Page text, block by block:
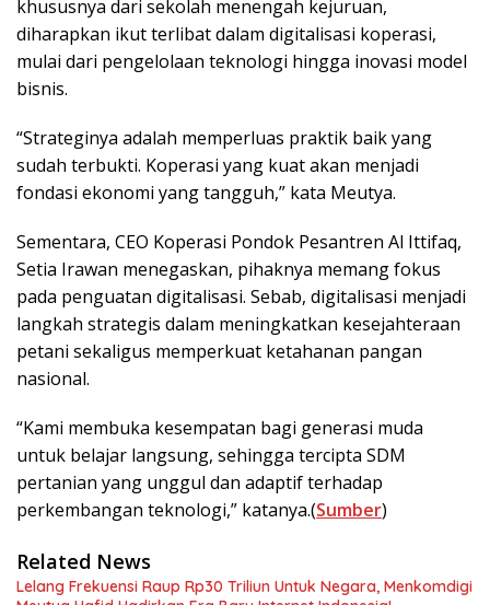
khususnya dari sekolah menengah kejuruan,
diharapkan ikut terlibat dalam digitalisasi koperasi,
mulai dari pengelolaan teknologi hingga inovasi model
bisnis.
“Strateginya adalah memperluas praktik baik yang
sudah terbukti. Koperasi yang kuat akan menjadi
fondasi ekonomi yang tangguh,” kata Meutya.
Sementara, CEO Koperasi Pondok Pesantren Al Ittifaq,
Setia Irawan menegaskan, pihaknya memang fokus
pada penguatan digitalisasi. Sebab, digitalisasi menjadi
langkah strategis dalam meningkatkan kesejahteraan
petani sekaligus memperkuat ketahanan pangan
nasional.
“Kami membuka kesempatan bagi generasi muda
untuk belajar langsung, sehingga tercipta SDM
pertanian yang unggul dan adaptif terhadap
perkembangan teknologi,” katanya.(Sumber)
Related News
Lelang Frekuensi Raup Rp30 Triliun Untuk Negara, Menkomdigi